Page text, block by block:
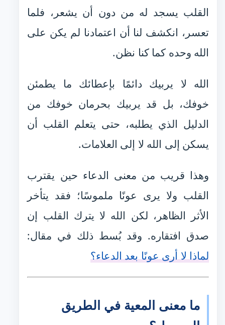
القلب يسجد له من دون أن يشعر، فلما
تعسر، انكشف لنا أن اعتمادنا لم يكن على
الله وحده كما كنا نظن.
الله لا يربيك دائمًا بإعطائك ما يطمئن
خوفك، بل قد يربيك بحرمان خوفك من
الدليل الذي يطلبه، حتى يتعلم القلب أن
يسكن إلى الله لا إلى العلامات.
وهذا قريب من معنى الدعاء حين يقترب
القلب ولا يرى عونًا ملموسًا؛ فقد يتأخر
الأثر الظاهر، لكن الله لا يترك القلب إن
صدق افتقاره. وقد بُسط ذلك في مقال:
لماذا لا أرى عونًا بعد الدعاء؟
ما معنى المعية في الطريق